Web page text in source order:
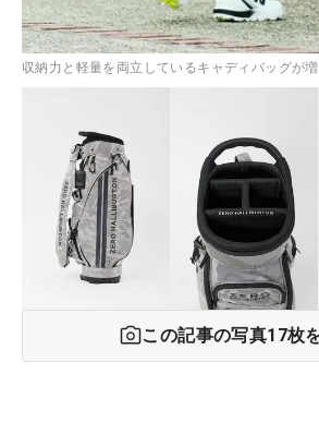
収納力と軽量を両立しているキャディバッグが
この記事の写真17枚